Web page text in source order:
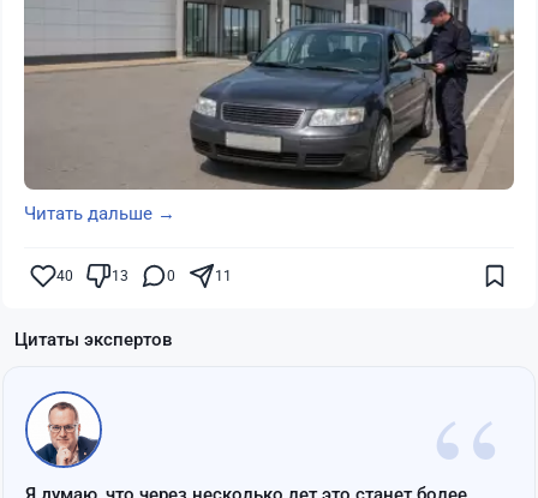
Читать дальше →
40 13 0 11
Цитаты экспертов